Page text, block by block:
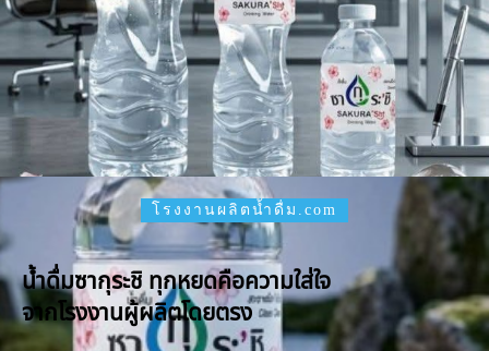
โรงงานผลิตน้ำดื่ม.com
น้ำดื่มซากุระชิ ทุกหยดคือความใส่ใจ
จากโรงงานผู้ผลิตโดยตรง